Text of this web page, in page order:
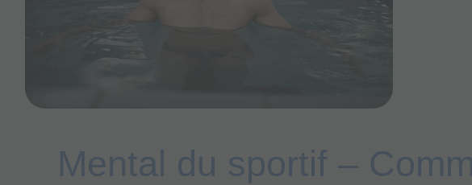
Mental du sportif –